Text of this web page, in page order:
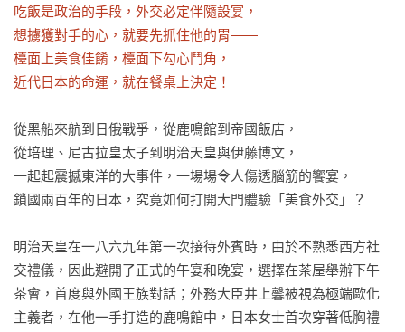
吃飯是政治的手段，外交必定伴隨設宴，
想擄獲對手的心，就要先抓住他的胃——
檯面上美食佳餚，檯面下勾心鬥角，
近代日本的命運，就在餐桌上決定！
從黑船來航到日俄戰爭，從鹿鳴館到帝國飯店，
從培理、尼古拉皇太子到明治天皇與伊藤博文，
一起起震撼東洋的大事件，一場場令人傷透腦筋的饗宴，
鎖國兩百年的日本，究竟如何打開大門體驗「美食外交」？
明治天皇在一八六九年第一次接待外賓時，由於不熟悉西方社
交禮儀，因此避開了正式的午宴和晚宴，選擇在茶屋舉辦下午
茶會，首度與外國王族對話；外務大臣井上馨被視為極端歐化
主義者，在他一手打造的鹿鳴館中，日本女士首次穿著低胸禮